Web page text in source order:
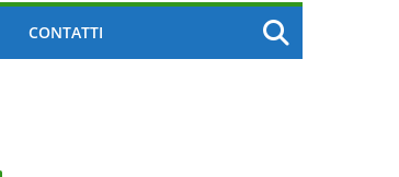
CONTATTI